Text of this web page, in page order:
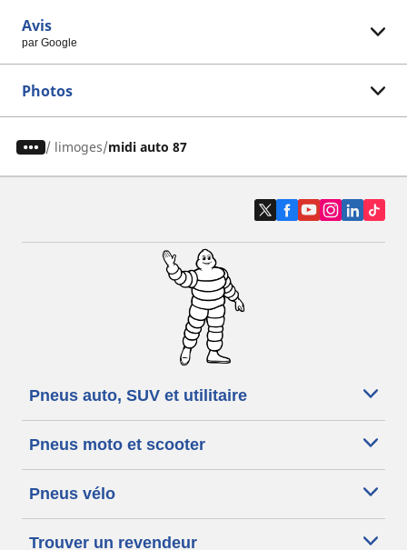
Avis
par Google
Photos
/ limoges midi auto 87
Pneus auto, SUV et utilitaire
Pneus moto et scooter
Pneus vélo
Trouver un revendeur